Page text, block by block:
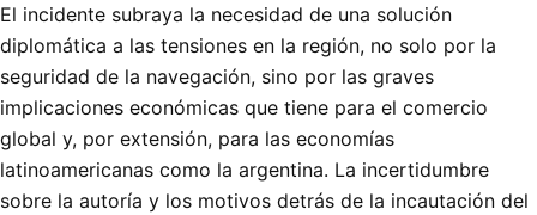
El incidente subraya la necesidad de una solución
diplomática a las tensiones en la región, no solo por la
seguridad de la navegación, sino por las graves
implicaciones económicas que tiene para el comercio
global y, por extensión, para las economías
latinoamericanas como la argentina. La incertidumbre
sobre la autoría y los motivos detrás de la incautación del